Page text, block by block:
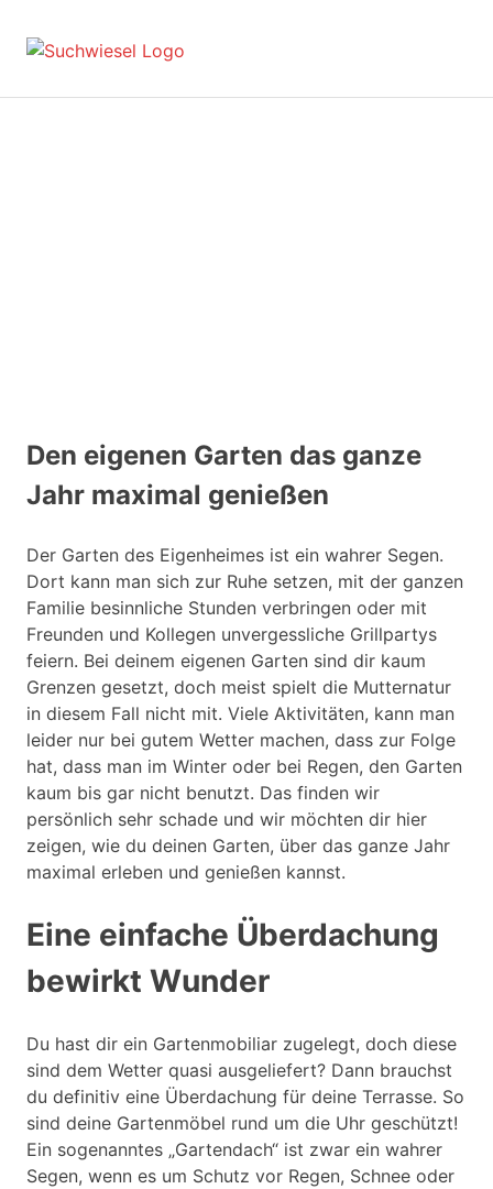
Inhalt
springen
und
Den eigenen Garten das ganze
Jahr maximal genießen
Der Garten des Eigenheimes ist ein wahrer Segen.
Dort kann man sich zur Ruhe setzen, mit der ganzen
Familie besinnliche Stunden verbringen oder mit
Freunden und Kollegen unvergessliche Grillpartys
feiern. Bei deinem eigenen Garten sind dir kaum
Grenzen gesetzt, doch meist spielt die Mutternatur
in diesem Fall nicht mit. Viele Aktivitäten, kann man
leider nur bei gutem Wetter machen, dass zur Folge
hat, dass man im Winter oder bei Regen, den Garten
kaum bis gar nicht benutzt. Das finden wir
persönlich sehr schade und wir möchten dir hier
zeigen, wie du deinen Garten, über das ganze Jahr
maximal erleben und genießen kannst.
Eine einfache Überdachung
bewirkt Wunder
Du hast dir ein Gartenmobiliar zugelegt, doch diese
sind dem Wetter quasi ausgeliefert? Dann brauchst
du definitiv eine Überdachung für deine Terrasse. So
sind deine Gartenmöbel rund um die Uhr geschützt!
Ein sogenanntes „Gartendach“ ist zwar ein wahrer
Segen, wenn es um Schutz vor Regen, Schnee oder